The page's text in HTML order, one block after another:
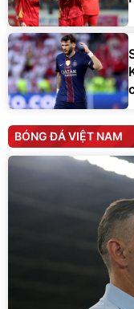
BÓNG ĐÁ VIỆT NAM